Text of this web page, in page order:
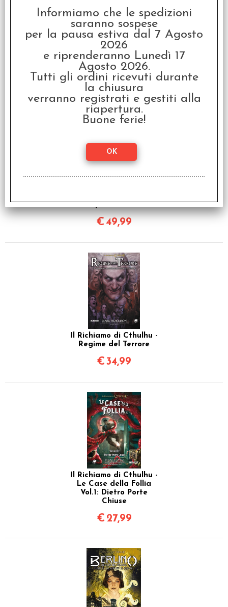
Il Richiamo di Cthulhu -
Tre Minuti a
Mezzanotte
€24,99
€49,99
Il Richiamo di Cthulhu -
Regime del Terrore
€34,99
Il Richiamo di Cthulhu -
Le Case della Follia
Vol.1: Dietro Porte
Chiuse
€ 27,99
Informiamo che le spedizioni
saranno sospese
per la pausa estiva dal 7 Agosto
2026
e riprenderanno Lunedì 17
Agosto 2026.
Tutti gli ordini ricevuti durante
la chiusura
verranno registrati e gestiti alla
riapertura.
Buone ferie!